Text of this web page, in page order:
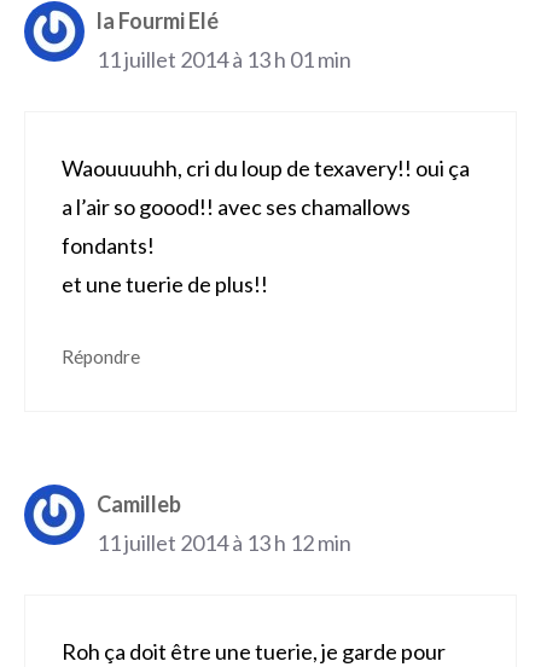
la Fourmi Elé
11 juillet 2014 à 13 h 01 min
Waouuuuhh, cri du loup de texavery!! oui ça
a l’air so goood!! avec ses chamallows
fondants!
et une tuerie de plus!!
Répondre
Camilleb
11 juillet 2014 à 13 h 12 min
Roh ça doit être une tuerie, je garde pour